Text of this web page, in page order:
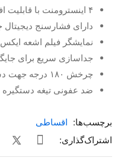
۴ اینسترومنت با قابلیت افزودن ۲ اینسترومنت دیگر
دارای فشارسنج
نمایشگر فیلم اشعه ایکس با
جداسازی سریع برای
چرخش ۱۸۰ درجه جهت دسترسی بهتر
ضد عفونی تیغه دستگیره
برچسب‌ها: اقساطی
اشتراک‌گذاری: